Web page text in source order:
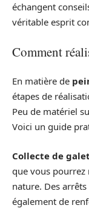
échangent
véritable esprit
Comment
En matière de
étapes de
Peu de matériel
Voici un guide
Collecte de
que vous pourrez
nature. Des
également de